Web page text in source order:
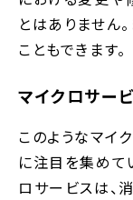
とはありません
こともできます。
マイクロサー
このようなマイ
に注目を集めて
ロサービスは、